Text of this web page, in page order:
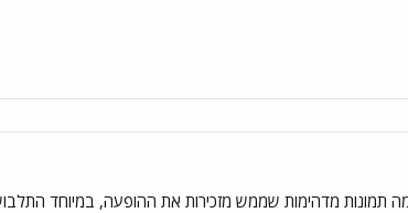
מדהימות שממש מזכירות את ההופעה, במיוחד